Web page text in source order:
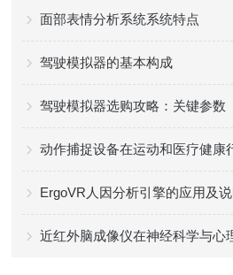
面部表情分析系统系统特点
驾驶模拟器的基本构成
动作捕捉设备在运动和医疗健康
ErgoVR人因分析引擎的应用及说
近红外脑成像仪在神经科学与心